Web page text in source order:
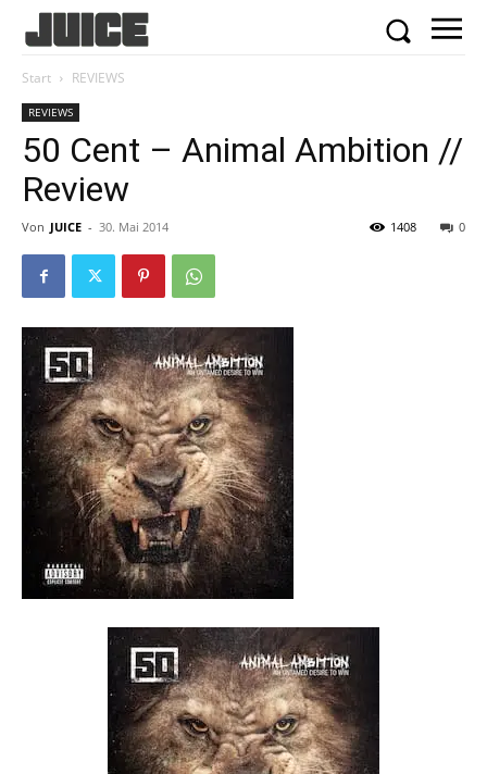
Start REVIEWS
REVIEWS
50 Cent – Animal Ambition //
Review
Von JUICE - 30. Mai 2014 0
1408